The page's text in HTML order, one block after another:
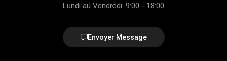
Lundi au Vendredi: 9:00 - 18:00
Envoyer Message